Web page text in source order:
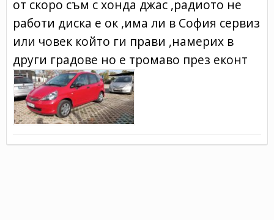
от скоро съм с хонда джас ,радиото не
работи диска е ок ,има ли в София сервиз
или човек който ги прави ,намерих в
други градове но е тромаво през еконт